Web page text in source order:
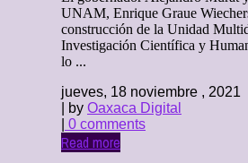
UNAM, Enrique Graue
construcción de la Unidad
Investigación Científica y
lo ...
jueves, 18 noviembre , 2021
| by Oaxaca Digital
0 comments
Read more